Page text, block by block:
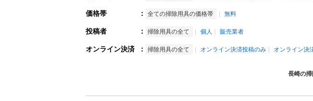
価格帯 ： 全ての掃除用具の価格帯 無料
投稿者 ： 掃除用具の全て 個人 販売業者
オンライン決済 ： 掃除用具の全て オンライン決済投稿のみ オンライン決
長崎の